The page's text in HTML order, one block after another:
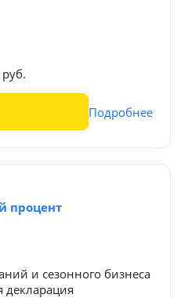
Подробнее
процент
и сезонного бизнеса
декларация